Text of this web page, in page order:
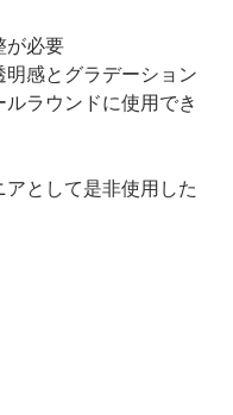
が必要
明感とグラデーション
ルラウンドに使用でき
として是非使用した